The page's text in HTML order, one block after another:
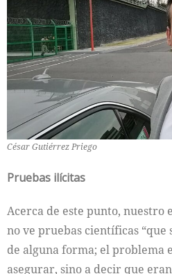
César Gutiérrez Priego
Pruebas ilícitas
Acerca de este punto, nuestro
no ve pruebas científicas
de alguna forma; el problema
asegurar, sino a decir que